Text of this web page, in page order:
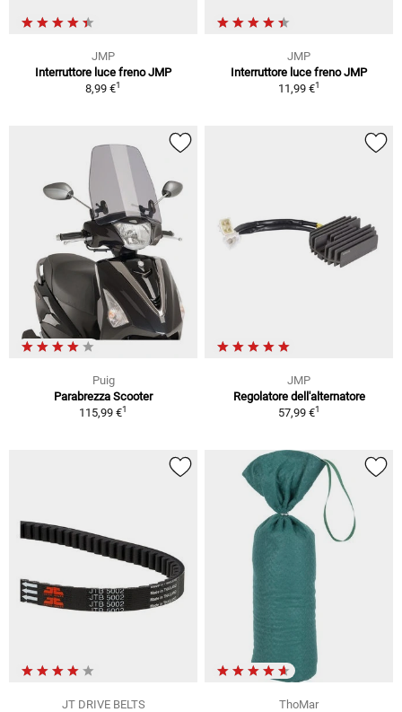
JMP
Interruttore luce freno JMP
8,99 €1
JMP
Interruttore luce freno JMP
11,99 €1
Puig
Parabrezza Scooter
115,99 €1
JMP
Regolatore dell'alternatore
57,99 €1
JT DRIVE BELTS
ThoMar